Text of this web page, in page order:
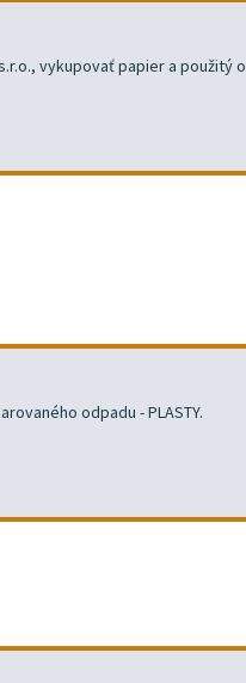
vykupovať papier a použitý
odpadu - PLASTY.